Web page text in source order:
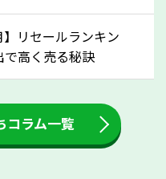
還付金を受け取ること
買取業者の中には、還
もあります。廃車査定
金の返還があるかどう
い。長野県のソコカラ
リセールランキン
高く売る秘訣
コラム一覧